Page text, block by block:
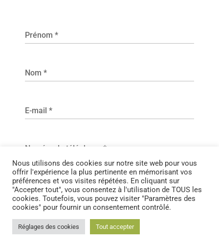
Prénom*
Nom*
E-mail*
Numéro de téléphone*
Code postal*
Ville*
Nous utilisons des cookies sur notre site web pour vous
offrir l'expérience la plus pertinente en mémorisant vos
préférences et vos visites répétées. En cliquant sur
"Accepter tout", vous consentez à l'utilisation de TOUS les
cookies. Toutefois, vous pouvez visiter "Paramètres des
cookies" pour fournir un consentement contrôlé.
Réglages des cookies Tout accepter